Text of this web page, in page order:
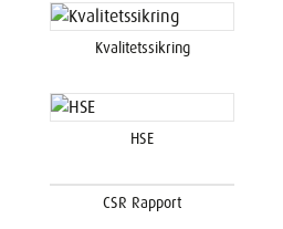
Kvalitetssikring
HSE
CSR Rapport